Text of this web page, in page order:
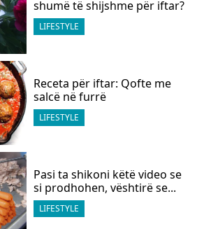
LIFESTYLE
shumë të shijshme për iftar?
LIFESTYLE
Receta për iftar: Qofte me
salcë në furrë
LIFESTYLE
Pasi ta shikoni këtë video se
si prodhohen, vështirë se...